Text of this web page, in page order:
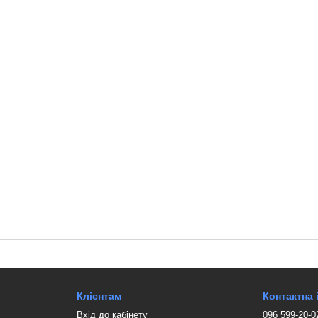
Клієнтам
Вхід до кабінету
Контактна
096 599-20-